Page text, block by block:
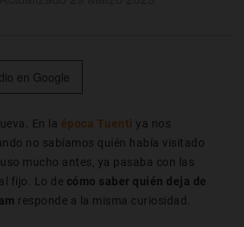
en Google
En la época Tuenti ya nos
no sabíamos quién había visitado
mucho antes, ya pasaba con las
al fijo. Lo de cómo saber quién deja de
responde a la misma curiosidad.